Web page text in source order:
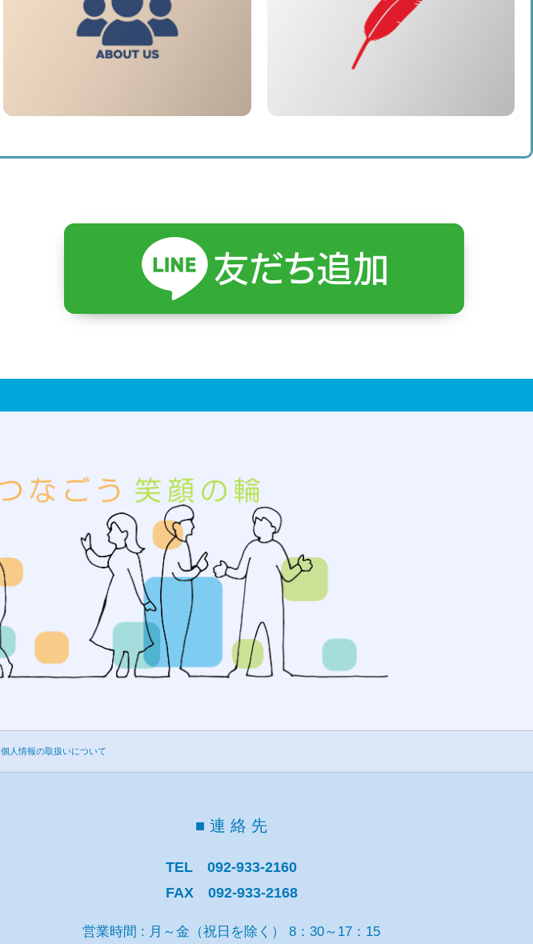
● 各種 申請書ダウンロード
● アクセス
個人情報の取扱いについて
■ 連 絡 先
TEL 092-933-2160
FAX 092-933-2168
営業時間 : 月～金（祝日を除く） 8：30～17：15